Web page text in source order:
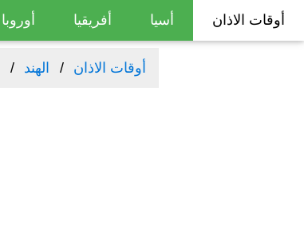
أوقات الاذان أسيا أفريقيا أوروبا
أوقات الاذان الهند